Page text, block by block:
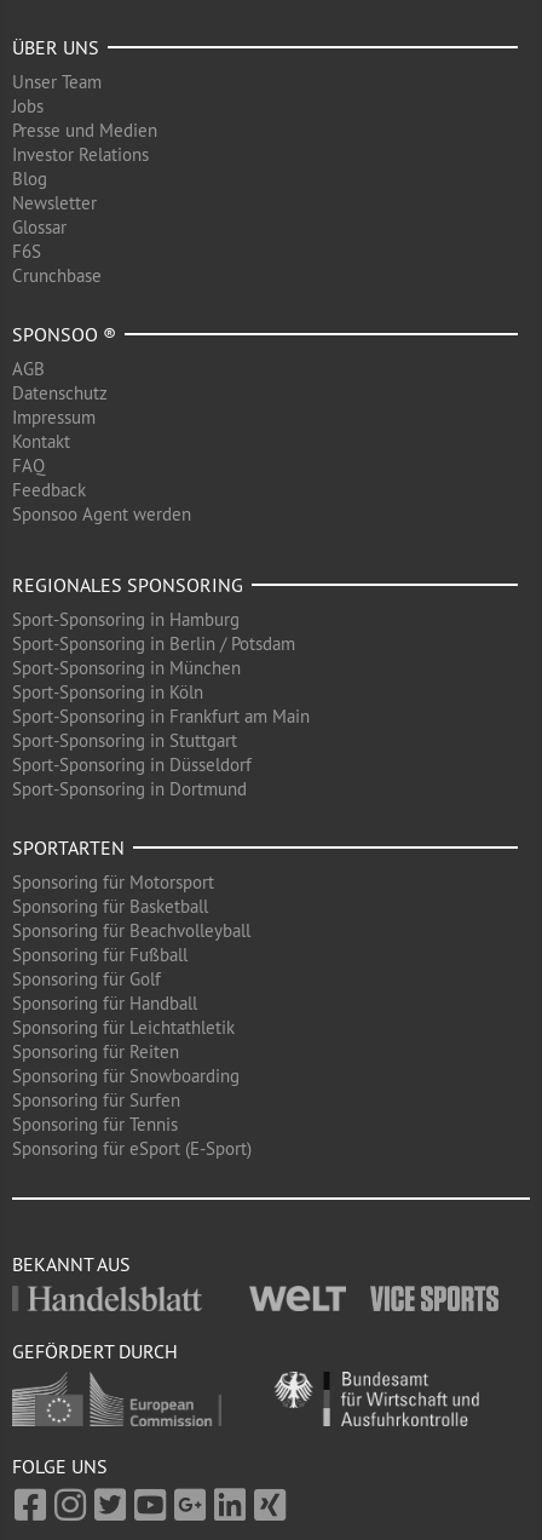
ÜBER UNS
Unser Team
Jobs
Presse und Medien
Investor Relations
Blog
Newsletter
Glossar
F6S
Crunchbase
SPONSOO ®
AGB
Datenschutz
Impressum
Kontakt
FAQ
Feedback
Sponsoo Agent werden
REGIONALES SPONSORING
Sport-Sponsoring in Hamburg
Sport-Sponsoring in Berlin / Potsdam
Sport-Sponsoring in München
Sport-Sponsoring in Köln
Sport-Sponsoring in Frankfurt am Main
Sport-Sponsoring in Stuttgart
Sport-Sponsoring in Düsseldorf
Sport-Sponsoring in Dortmund
SPORTARTEN
Sponsoring für Motorsport
Sponsoring für Basketball
Sponsoring für Beachvolleyball
Sponsoring für Fußball
Sponsoring für Golf
Sponsoring für Handball
Sponsoring für Leichtathletik
Sponsoring für Reiten
Sponsoring für Snowboarding
Sponsoring für Surfen
Sponsoring für Tennis
Sponsoring für eSport (E-Sport)
BEKANNT AUS
GEFÖRDERT DURCH
FOLGE UNS